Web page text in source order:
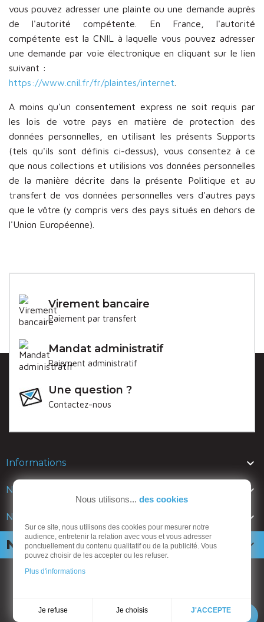
Contact
vous pouvez adresser une plainte ou une demande auprès
de l'autorité compétente. En France, l'autorité
compétente est la CNIL à laquelle vous pouvez adresser
une demande par voie électronique en cliquant sur le lien
suivant :
https://www.cnil.fr/fr/plaintes/internet
A moins qu'un consentement express ne soit requis par
les lois de votre pays en matière de protection des
données personnelles, en utilisant les présents Supports
(tels qu'ils sont définis ci-dessus), vous consentez à ce
que nous collections et utilisions vos données personnelles
de la manière décrite dans la présente Politique et au
transfert de vos données personnelles vers d'autres pays
que le vôtre (y compris vers des pays situés en dehors de
l'Union Européenne).
Virement bancaire
Paiement par transfert
Mandat administratif
Paiement administratif
Une question ?
Contactez-nous
Informations 
Nos lignes 
Nos catalogues 
Newsletter 
Nous utilisons... des cookies
Sur ce site, nous utilisons des cookies pour mesurer notre
audience, entretenir la relation avec vous et vous adresser
ponctuellement du contenu qualitatif ou de la publicité. Vous
pouvez choisir de les accepter ou les refuser.
Plus d'informations
Je refuse Je choisis J'ACCEPTE
ANSEMBLE mobiliers urbains